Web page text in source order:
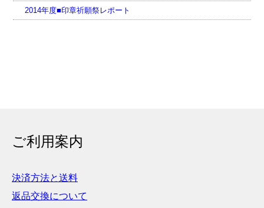
2014年度■印章祈願祭レポート
ご利用案内
決済方法と送料
返品交換について